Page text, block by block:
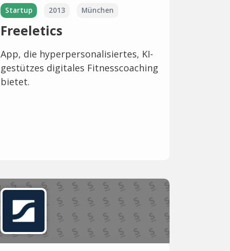
Startup 2013 München
Freeletics
App, die hyperpersonalisiertes, KI-
gestützes digitales Fitnesscoaching
bietet.